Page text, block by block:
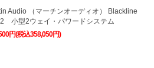
Audio （マーチンオーディオ） Blackline
小型2ウェイ・パワードシステム
円(税込358,050円)